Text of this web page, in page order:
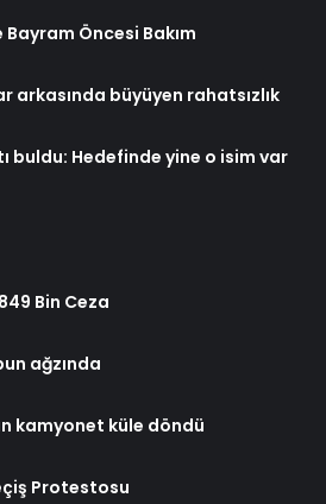
Öncesi Bakım
arkasında büyüyen rahatsızlık
buldu: Hedefinde yine o isim var
Bin Ceza
ağzında
kamyonet küle döndü
Protestosu